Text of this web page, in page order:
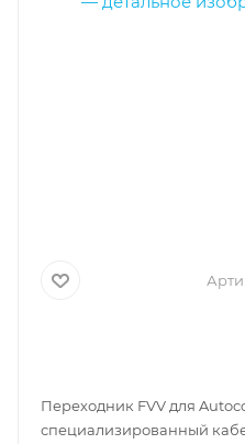
Переходник FVV для
специализированный